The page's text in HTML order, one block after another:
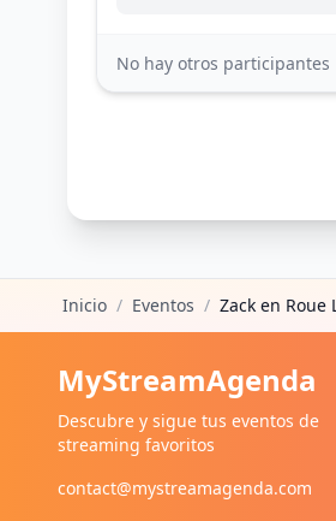
No hay otros participantes
Inicio / Eventos / Zack en Roue
MyStreamAgenda
Descubre y sigue tus eventos de
streaming favoritos
contact@mystreamagenda.com